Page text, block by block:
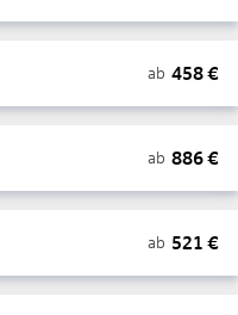
ab 458€
ab 886€
ab 521 €